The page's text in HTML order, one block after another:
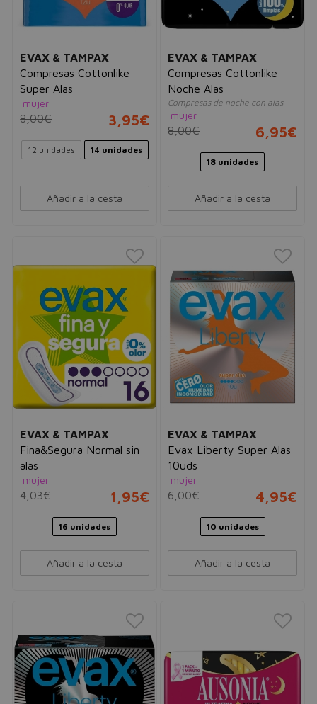
EVAX & TAMPAX
Compresas Cottonlike
Super Alas
mujer
8,00€ 3,95€
12 unidades 14 unidades
Añadir a la cesta
EVAX & TAMPAX
Compresas Cottonlike
Noche Alas
Compresas de noche con alas
mujer
8,00€ 6,95€
18 unidades
Añadir a la cesta
EVAX & TAMPAX
Fina&Segura Normal sin
alas
mujer
4,03€ 1,95€
16 unidades
Añadir a la cesta
EVAX & TAMPAX
Evax Liberty Super Alas
10uds
mujer
6,00€ 4,95€
10 unidades
Añadir a la cesta